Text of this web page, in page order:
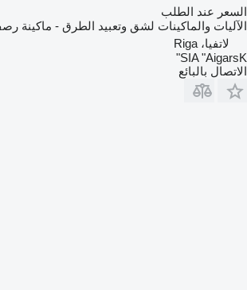
السعر عند الطلب
الآليات والماكينات لشق وتعبيد الطرق - ماكينة
لاتفيا، Riga
SIA "AigarsK"
الاتصال بالبائع